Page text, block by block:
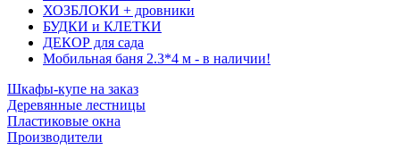
ХОЗБЛОКИ + дровники
БУДКИ и КЛЕТКИ
ДЕКОР для сада
Мобильная баня 2.3*4 м - в наличии!
Шкафы-купе на заказ
Деревянные лестницы
Пластиковые окна
Производители